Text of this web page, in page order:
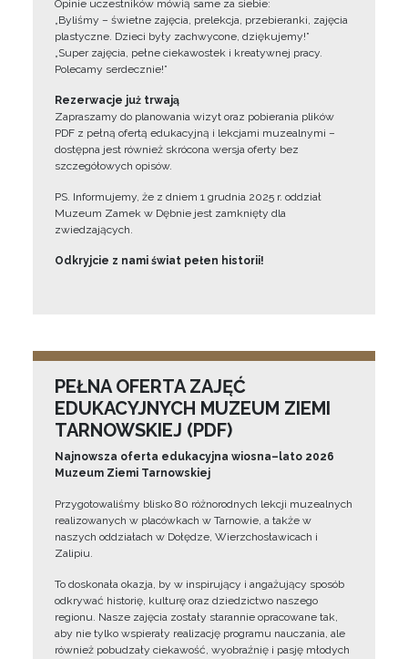
Opinie uczestników mówią same za siebie:
„Byliśmy – świetne zajęcia, prelekcja, przebieranki, zajęcia
plastyczne. Dzieci były zachwycone, dziękujemy!”
„Super zajęcia, pełne ciekawostek i kreatywnej pracy.
Polecamy serdecznie!”
Rezerwacje już trwają
Zapraszamy do planowania wizyt oraz pobierania plików
PDF z pełną ofertą edukacyjną i lekcjami muzealnymi –
dostępna jest również skrócona wersja oferty bez
szczegółowych opisów.
PS. Informujemy, że z dniem 1 grudnia 2025 r. oddział
Muzeum Zamek w Dębnie jest zamknięty dla
zwiedzających.
Odkryjcie z nami świat pełen historii!
PEŁNA OFERTA ZAJĘĆ
EDUKACYJNYCH MUZEUM ZIEMI
TARNOWSKIEJ (PDF)
Najnowsza oferta edukacyjna wiosna–lato 2026
Muzeum Ziemi Tarnowskiej
Przygotowaliśmy blisko 80 różnorodnych lekcji muzealnych
realizowanych w placówkach w Tarnowie, a także w
naszych oddziałach w Dołędze, Wierzchosławicach i
Zalipiu.
To doskonała okazja, by w inspirujący i angażujący sposób
odkrywać historię, kulturę oraz dziedzictwo naszego
regionu. Nasze zajęcia zostały starannie opracowane tak,
aby nie tylko wspierały realizację programu nauczania, ale
również pobudzały ciekawość, wyobraźnię i pasję młodych